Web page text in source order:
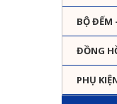
BỘ ĐẾM
ĐỒNG
PHỤ